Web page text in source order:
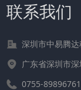
深圳市中易腾
广东省深圳市
0755-89896761
联系我们